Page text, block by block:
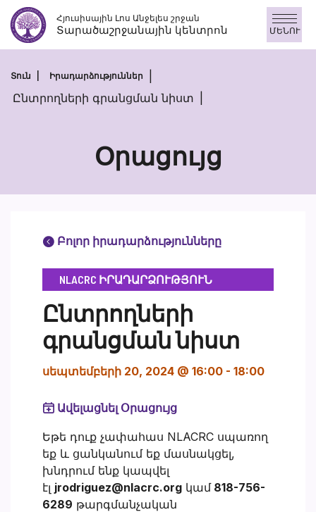
Անցնել
բովանդակությանըՀյուսիսային Լոս Անջելես շրջան
Տարածաշրջանային կենտրոն ՄԵՆՈՒ
Տուն Իրադարձություններ
Ընտրողների գրանցման նիստ
Օրացույց
Բոլոր իրադարձությունները
NLACRC ԻՐԱԴԱՐՁՈՒԹՅՈՒՆ
Ընտրողների
գրանցման նիստ
սեպտեմբերի 20, 2024 @ 16:00 - 18:00
Ավելացնել Օրացույց
Եթե դուք չափահաս NLACRC սպառող
եք և ցանկանում եք մասնակցել,
խնդրում ենք կապվել
էլ jrodriguez@nlacrc.org կամ818-756-
6289 թարգմանչական